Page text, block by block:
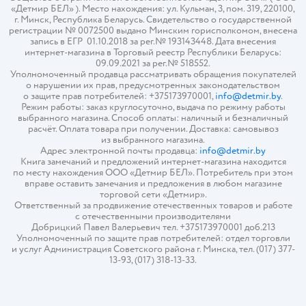
«Детмир БЕЛ» ). Место нахождения: ул. Кульман, 3, пом. 319, 220100,
г. Минск, Республика Беларусь. Свидетельство о государственной
регистрации № 0072500 выдано Минским горисполкомом, внесена
запись в ЕГР 01.10.2018 за рег.№ 193143448. Дата внесения
интернет-магазина в Торговый реестр Республики Беларусь:
09.09.2021 за рег.№ 518552.
Уполномоченный продавца рассматривать обращения покупателей
о нарушении их прав, предусмотренных законодательством
о защите прав потребителей: +375173970001,info@detmir.by.
Режим работы: заказ круглосуточно, выдача по режиму работы
выбранного магазина. Способ оплаты: наличный и безналичный
расчёт. Оплата товара при получении. Доставка: самовывоз
из выбранного магазина.
Адрес электронной почты продавца: info@detmir.by
Книга замечаний и предложений интернет-магазина находится
по месту нахождения ООО «Детмир БЕЛ». Потребитель при этом
вправе оставить замечания и предложения в любом магазине
торговой сети «Детмир».
Ответственный за продвижение отечественных товаров и работе
с отечественными производителями
Добрицкий Павел Валерьевич тел. +375173970001 доб.213
Уполномоченный по защите прав потребителей: отдел торговли
и услуг Администрация Советского района г. Минска, тел. (017) 377-
13-93, (017) 318-13-33.